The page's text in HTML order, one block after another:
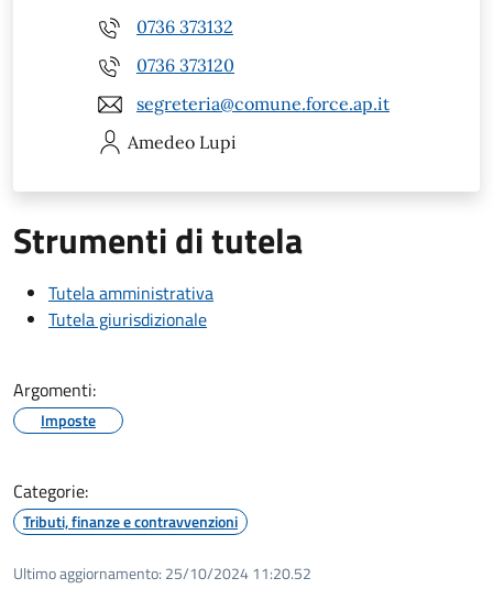
0736 373132
0736 373120
segreteria@comune.force.ap.it
Amedeo Lupi
Strumenti di tutela
Tutela amministrativa
Tutela giurisdizionale
Argomenti:
Imposte
Categorie:
Tributi, finanze e contravvenzioni
Ultimo aggiornamento: 25/10/2024 11:20.52